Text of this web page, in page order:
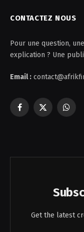
CONTACTEZ NOUS
Pour une question,
explication ? Une
Email :
Facebook
X
Get the latest